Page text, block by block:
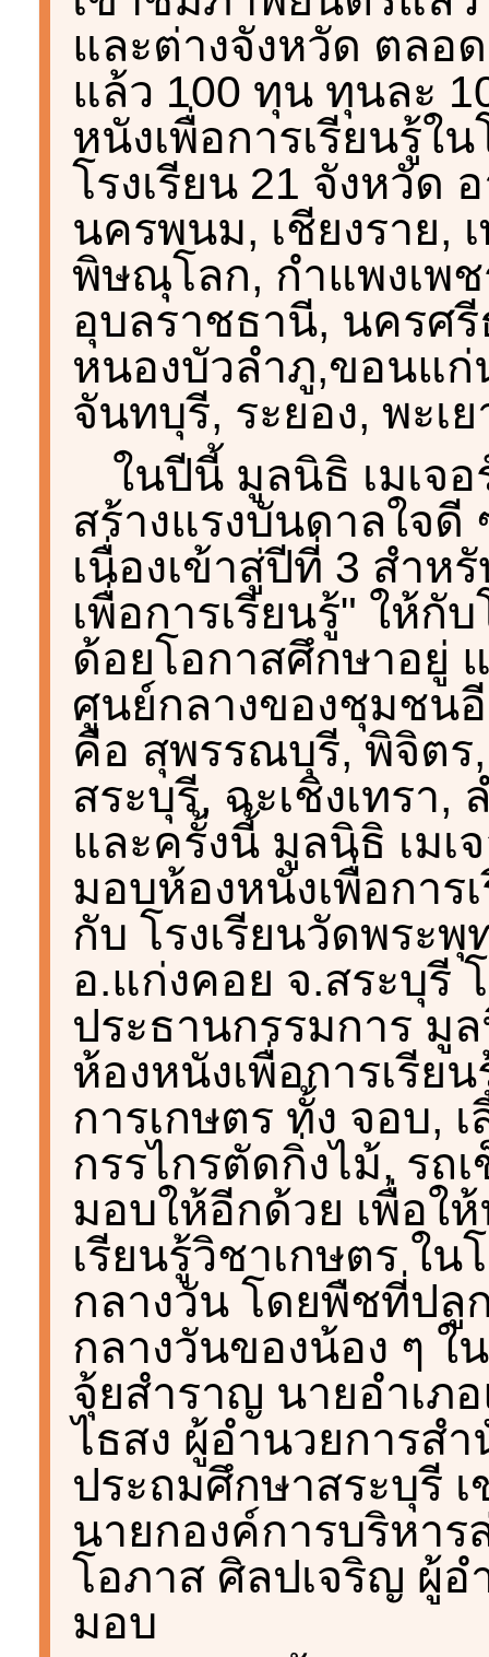
และต่างจังหวัด ตลอ
แล้ว 100 ทุน ทุนละ
หนังเพื่อการเรียนรู้ใ
โรงเรียน 21 จังหวัด
นครพนม, เชียงราย,
พิษณุโลก, กำแพงเพ
อุบลราชธานี, นครศ
หนองบัวลำภู,ขอนแ
จันทบุรี, ระยอง, พะเ
ในปีนี้ มูลนิธิ เมเจ
สร้างแรงบันดาลใจ
เนื่องเข้าสู่ปีที่ 3 สำห
เพื่อการเรียนรู้" ให้กั
ด้อยโอกาสศึกษาอยู่
ศูนย์กลางของชุมชนอี
คือ สุพรรณบุรี, พิจิตร
สระบุรี, ฉะเชิงเทรา
และครั้งนี้ มูลนิธิ เมเ
มอบห้องหนังเพื่อการ
กับ โรงเรียนวัดพระ
อ.แก่งคอย จ.สระบุรี
ประธานกรรมการ มู
ห้องหนังเพื่อการเรี
การเกษตร ทั้ง จอบ,
กรรไกรตัดกิ่งไม้, รถ
มอบให้อีกด้วย เพื่อใ
เรียนรู้วิชาเกษตร ใน
กลางวัน โดยพืชที่ปลู
กลางวันของน้อง ๆ ใ
จุ้ยสำราญ นายอำเภ
ไธสง ผู้อำนวยการส
ประถมศึกษาสระบุรี
นายกองค์การบริหา
โอภาส ศิลปเจริญ ผู้อ
มอบ